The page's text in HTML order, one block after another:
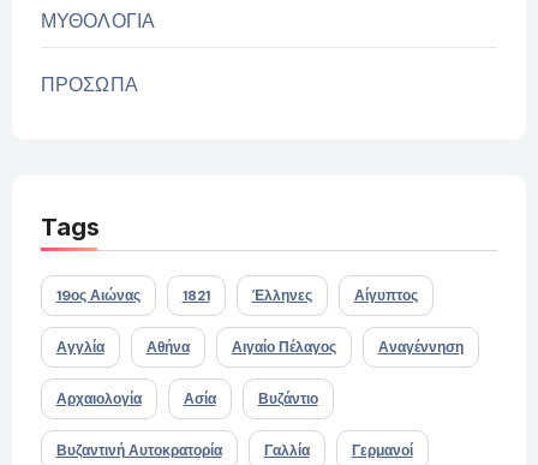
ΜΥΘΟΛΟΓΙΑ
ΠΡΟΣΩΠΑ
Tags
19ος Αιώνας 1821 Έλληνες Αίγυπτος
Αγγλία Αθήνα Αιγαίο Πέλαγος Αναγέννηση
Αρχαιολογία Ασία Βυζάντιο
Βυζαντινή Αυτοκρατορία Γαλλία Γερμανοί